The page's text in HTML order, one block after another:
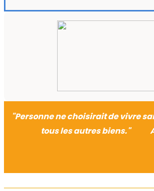
"Personne ne choisirait de vivre
tous les autres biens."